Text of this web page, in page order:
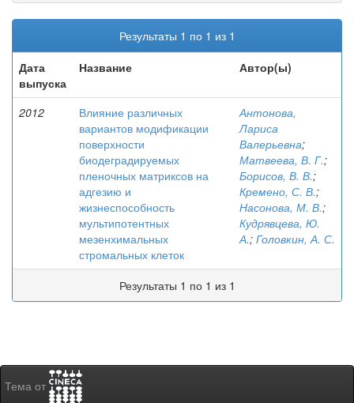
Результаты 1 по 1 из 1
Дата
выпуска
Название Автор(ы)
2012
Влияние различных
вариантов модификации
поверхности
биодеградируемых
пленочных матриксов на
адгезию и
жизнеспособность
мультипотентных
мезенхимальных
стромальных клеток
Антонова,
Лариса
Валерьевна;
Матвеева, В. Г.;
Борисов, В. В.;
Кремено, С. В.;
Насонова, М. В.;
Кудрявцева, Ю.
А.; Головкин, А. С.
Результаты 1 по 1 из 1
Тема от